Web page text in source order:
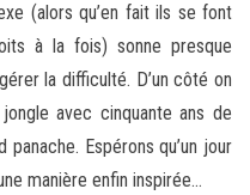
(alors qu’en fait ils se font
à la fois) sonne presque
la difficulté. D’un côté on
avec cinquante ans de
Espérons qu’un jour
manière enfin inspirée…